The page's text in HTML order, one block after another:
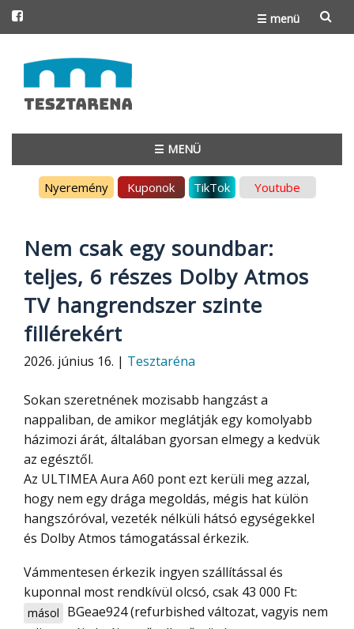
☰ menü
to
content
☰ MENÜ
Nyeremény Kuponok TikTok Youtube
Nem csak egy soundbar:
teljes, 6 részes Dolby Atmos
TV hangrendszer szinte
fillérekért
2026. június 16. | Tesztaréna
Sokan szeretnének mozisabb hangzást a
nappaliban, de amikor meglátják egy komolyabb
házimozi árát, általában gyorsan elmegy a kedvük
az egésztől.
Az ULTIMEA Aura A60 pont ezt kerüli meg azzal,
hogy nem egy drága megoldás, mégis hat külön
hangszóróval, vezeték nélküli hátsó egységekkel
és Dolby Atmos támogatással érkezik.
Vámmentesen érkezik ingyen szállítással és
kuponnal most rendkívül olcsó, csak 43 000 Ft:
másol BGeae924(refurbished változat, vagyis nem